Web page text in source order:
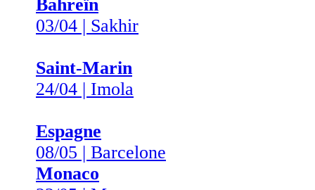
Bahreïn
03/04 | Sakhir
Saint-Marin
24/04 | Imola
Espagne
08/05 | Barcelone
Monaco